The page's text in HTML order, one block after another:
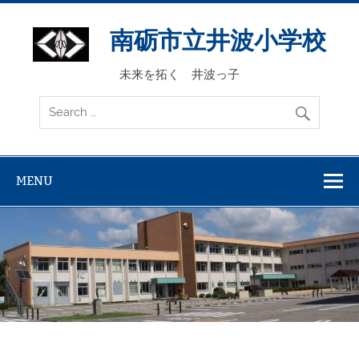
Skip
content
南砺市立井波小学校
未来を拓く 井波っ子
MENU